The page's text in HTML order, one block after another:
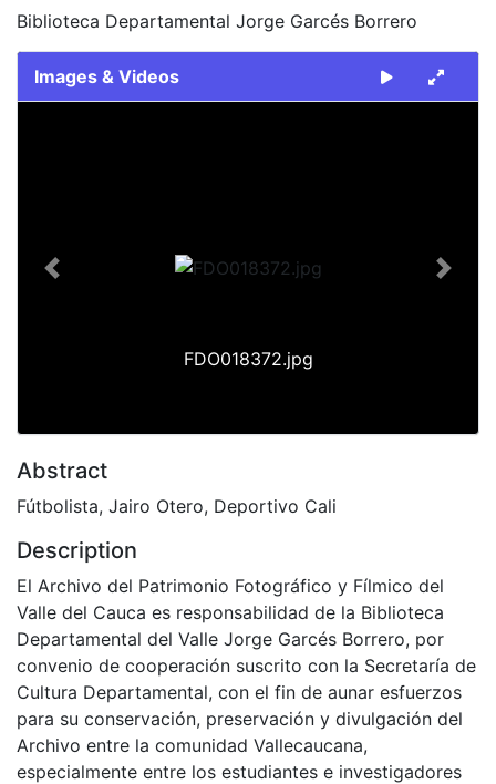
Biblioteca Departamental Jorge Garcés Borrero
Images & Videos
FDO018372.jpg
Previous Next
Abstract
Fútbolista, Jairo Otero, Deportivo Cali
Description
El Archivo del Patrimonio Fotográfico y Fílmico del
Valle del Cauca es responsabilidad de la Biblioteca
Departamental del Valle Jorge Garcés Borrero, por
convenio de cooperación suscrito con la Secretaría de
Cultura Departamental, con el fin de aunar esfuerzos
para su conservación, preservación y divulgación del
Archivo entre la comunidad Vallecaucana,
especialmente entre los estudiantes e investigadores